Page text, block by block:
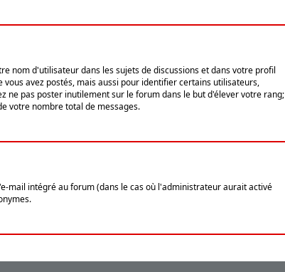
nom d'utilisateur dans les sujets de discussions et dans votre profil
avez postés, mais aussi pour identifier certains utilisateurs,
ne pas poster inutilement sur le forum dans le but d'élever votre rang;
votre nombre total de messages.
mail intégré au forum (dans le cas où l'administrateur aurait activé